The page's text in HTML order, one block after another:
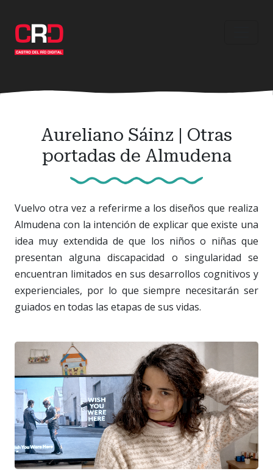
contenido
principal
Aureliano Sáinz | Otras
portadas de Almudena
Vuelvo otra vez a referirme a los diseños que realiza
Almudena con la intención de explicar que existe una
idea muy extendida de que los niños o niñas que
presentan alguna discapacidad o singularidad se
encuentran limitados en sus desarrollos cognitivos y
experienciales, por lo que siempre necesitarán ser
guiados en todas las etapas de sus vidas.